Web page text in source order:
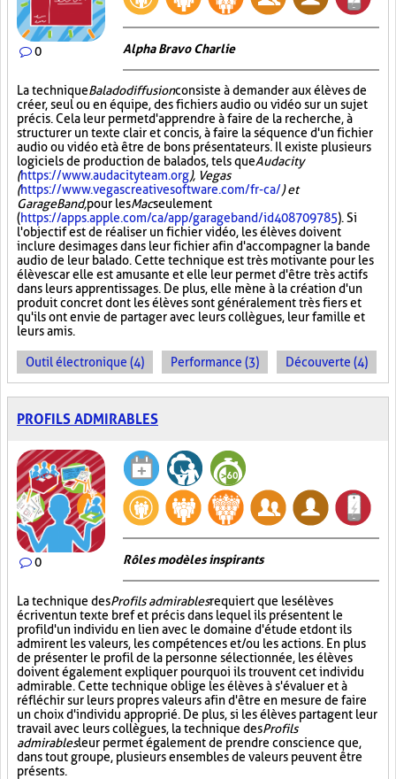
0 Alpha Bravo Charlie
La techniqueBaladodiffusionconsiste à demander aux élèves de
créer, seul ou en équipe, des fichiers audio ou vidéo sur un sujet
précis. Cela leur permet d'apprendre à faire de la recherche, à
structurer un texte clair et concis, à faire la séquence d'un fichier
audio ou vidéo et à être de bons présentateurs. Il existe plusieurs
logiciels de production de balados, tels queAudacity
(https://www.audacityteam.org), Vegas
(https://www.vegascreativesoftware.com/fr-ca/) et
GarageBand,pour lesMacseulement
(https://apps.apple.com/ca/app/garageband/id408709785). Si
l'objectif est de réaliser un fichier vidéo, les élèves doivent
inclure des images dans leur fichier afin d'accompagner la bande
audio de leur balado. Cette technique est très motivante pour les
élèves car elle est amusante et elle leur permet d'être très actifs
dans leurs apprentissages. De plus, elle mène à la création d'un
produit concret dont les élèves sont généralement très fiers et
qu'ils ont envie de partager avec leurs collègues, leur famille et
leurs amis.
Outil électronique (4) Performance (3) Découverte (4)
PROFILS ADMIRABLES
0 Rôles modèles inspirants
La technique desProfils admirablesrequiert que les élèves
écrivent un texte bref et précis dans lequel ils présentent le
profil d'un individu en lien avec le domaine d'étude et dont ils
admirent les valeurs, les compétences et/ou les actions. En plus
de présenter le profil de la personne sélectionnée, les élèves
doivent également expliquer pourquoi ils trouvent cet individu
admirable. Cette technique oblige les élèves à s'évaluer et à
réfléchir sur leurs propres valeurs afin d'être en mesure de faire
un choix d'individu approprié. De plus, si les élèves partagent leur
travail avec leurs collègues, la technique desProfils
admirablesleur permet également de prendre conscience que,
dans tout groupe, plusieurs ensembles de valeurs peuvent être
présents.